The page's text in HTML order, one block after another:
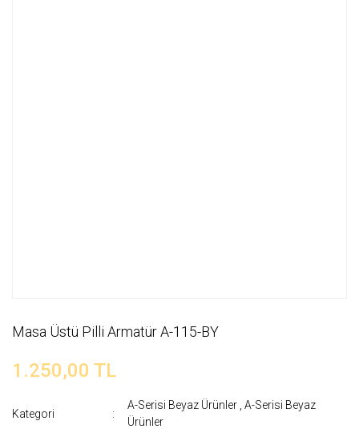
Masa Üstü Pilli Armatür A-115-BY
1.250,00 TL
Kategori
A-Serisi Beyaz Ürünler ,A-Serisi Beyaz
Ürünler